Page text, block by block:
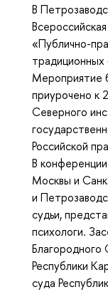
В
«Публично-
Мероприятие
приурочено к
Северного
Российской
В
Москвы и
и
судьи,
психологи.
Благородного
Республики
суда